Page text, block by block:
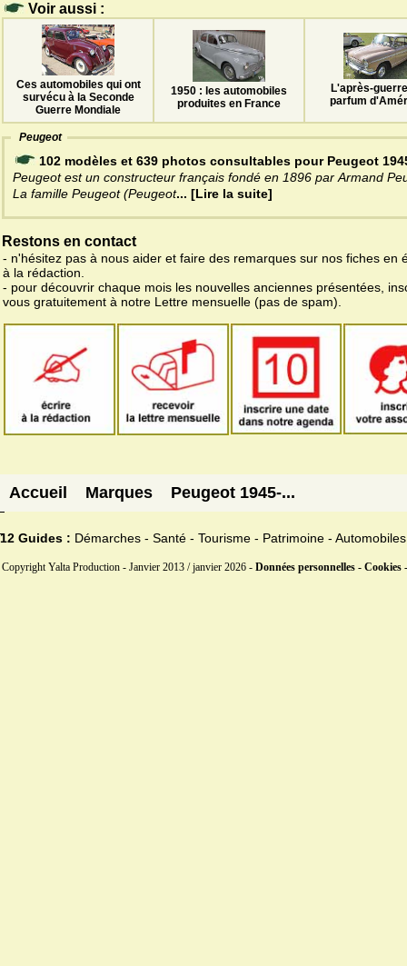
Voir aussi :
Ces automobiles qui ont
survécu à la Seconde
Guerre Mondiale
1950 : les automobiles
produites en France
L'après-
parfum
Peugeot
102 modèles et 639 photos consultables pour Peugeot
Peugeot est un constructeur français fondé en 1896 par Armand
La famille Peugeot (Peugeot... [Lire la suite]
Restons en contact
- n'hésitez pas à nous aider et faire des remarques sur nos fiches en
à la rédaction.
- pour découvrir chaque mois les nouvelles anciennes présentées,
vous gratuitement à notre Lettre mensuelle (pas de spam).
Accueil Marques Peugeot 1945-...
12 Guides : Démarches - Santé - Tourisme - Patrimoine - Automobiles
Copyright Yalta Production - Janvier 2013 / janvier 2026 - Données personnelles - Cookies